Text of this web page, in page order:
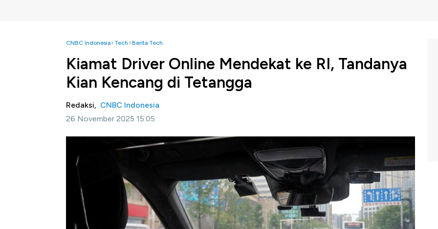
CNBC Indonesia Tech Berita Tech
Kiamat Driver Online Mendekat ke RI, Tandanya
Kian Kencang di Tetangga
Redaksi, CNBC Indonesia
26 November 2025 15:05